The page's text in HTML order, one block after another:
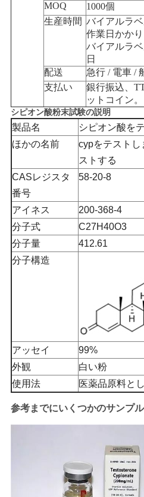
MOQ
1000個
生産時間 バイアルラ
作業日かかり
バイアルラ
日
配送
急行 / 電車 /
支払い
銀行振込、
ットコイン。
シピオン酸粉末試験の説明
製品名
シピオン酸を
ほかの名前
cypをテストし
ストする
CASレジスタ
番号
58-20-8
アイネス
200-368-4
分子式
C27H40O3
分子量
412.61
分子構造
アッセイ
99%
外観
白い粉
使用法
医薬品原料と
参考までにいくつかのサンプ